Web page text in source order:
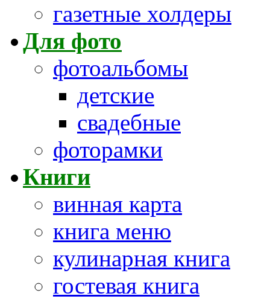
газетные холдеры
Для фото
фотоальбомы
детские
свадебные
фоторамки
Книги
винная карта
книга меню
кулинарная книга
гостевая книга